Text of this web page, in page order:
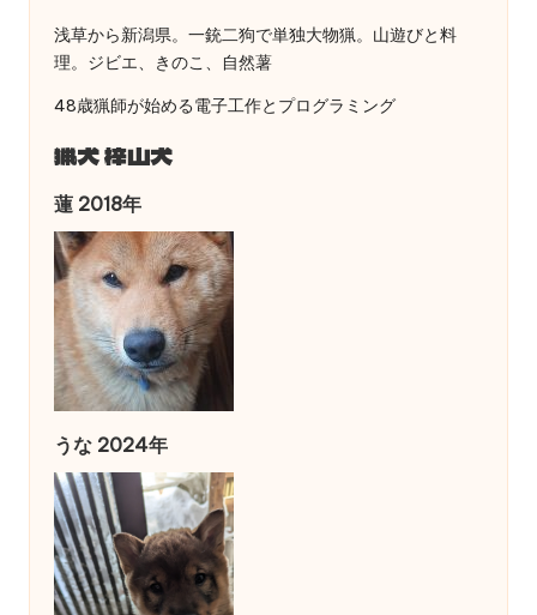
ジ
送
浅草から新潟県。一銃二狗で単独大物猟。山遊びと料
理。ジビエ、きのこ、自然薯
48歳猟師が始める電子工作とプログラミング
猟犬 梓山犬
蓮 2018年
うな 2024年